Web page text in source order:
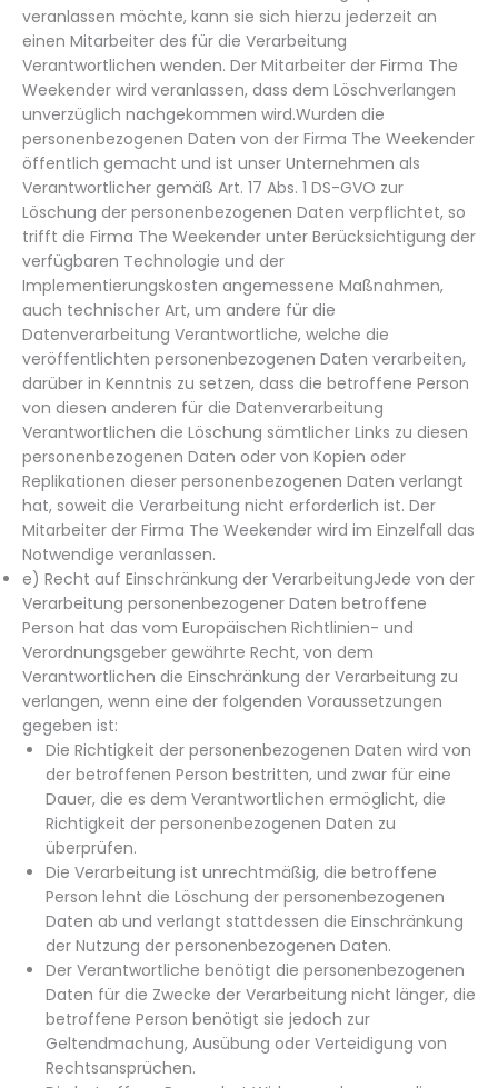
veranlassen möchte, kann sie sich hierzu jederzeit an
einen Mitarbeiter des für die Verarbeitung
Verantwortlichen wenden. Der Mitarbeiter der Firma The
Weekender wird veranlassen, dass dem Löschverlangen
unverzüglich nachgekommen wird.Wurden die
personenbezogenen Daten von der Firma The Weekender
öffentlich gemacht und ist unser Unternehmen als
Verantwortlicher gemäß Art. 17 Abs. 1 DS-GVO zur
Löschung der personenbezogenen Daten verpflichtet, so
trifft die Firma The Weekender unter Berücksichtigung der
verfügbaren Technologie und der
Implementierungskosten angemessene Maßnahmen,
auch technischer Art, um andere für die
Datenverarbeitung Verantwortliche, welche die
veröffentlichten personenbezogenen Daten verarbeiten,
darüber in Kenntnis zu setzen, dass die betroffene Person
von diesen anderen für die Datenverarbeitung
Verantwortlichen die Löschung sämtlicher Links zu diesen
personenbezogenen Daten oder von Kopien oder
Replikationen dieser personenbezogenen Daten verlangt
hat, soweit die Verarbeitung nicht erforderlich ist. Der
Mitarbeiter der Firma The Weekender wird im Einzelfall das
Notwendige veranlassen.
e) Recht auf Einschränkung der VerarbeitungJede von der
Verarbeitung personenbezogener Daten betroffene
Person hat das vom Europäischen Richtlinien- und
Verordnungsgeber gewährte Recht, von dem
Verantwortlichen die Einschränkung der Verarbeitung zu
verlangen, wenn eine der folgenden Voraussetzungen
gegeben ist:
Die Richtigkeit der personenbezogenen Daten wird von
der betroffenen Person bestritten, und zwar für eine
Dauer, die es dem Verantwortlichen ermöglicht, die
Richtigkeit der personenbezogenen Daten zu
überprüfen.
Die Verarbeitung ist unrechtmäßig, die betroffene
Person lehnt die Löschung der personenbezogenen
Daten ab und verlangt stattdessen die Einschränkung
der Nutzung der personenbezogenen Daten.
Der Verantwortliche benötigt die personenbezogenen
Daten für die Zwecke der Verarbeitung nicht länger, die
betroffene Person benötigt sie jedoch zur
Geltendmachung, Ausübung oder Verteidigung von
Rechtsansprüchen.